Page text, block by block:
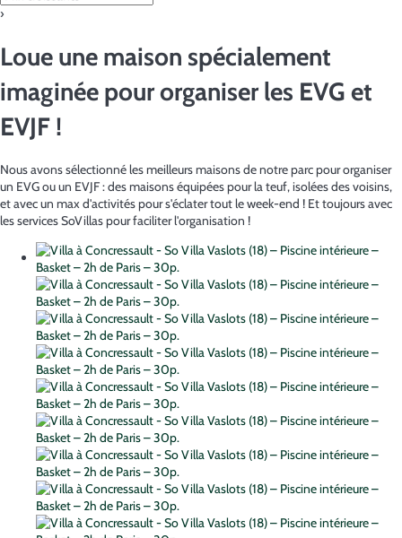
›
Loue une maison spécialement
imaginée pour organiser les EVG et
EVJF !
Nous avons sélectionné les meilleurs maisons de notre parc pour organiser
un EVG ou un EVJF : des maisons équipées pour la teuf, isolées des voisins,
et avec un max d'activités pour s'éclater tout le week-end ! Et toujours avec
les services SoVillas pour faciliter l'organisation !